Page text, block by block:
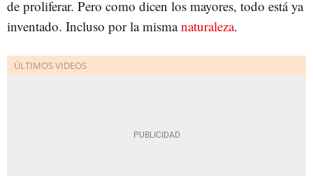
de proliferar. Pero como dicen los mayores, todo está ya
inventado. Incluso por la mismanaturaleza.